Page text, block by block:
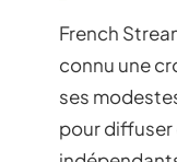
French
connu une
ses
pour diffuser